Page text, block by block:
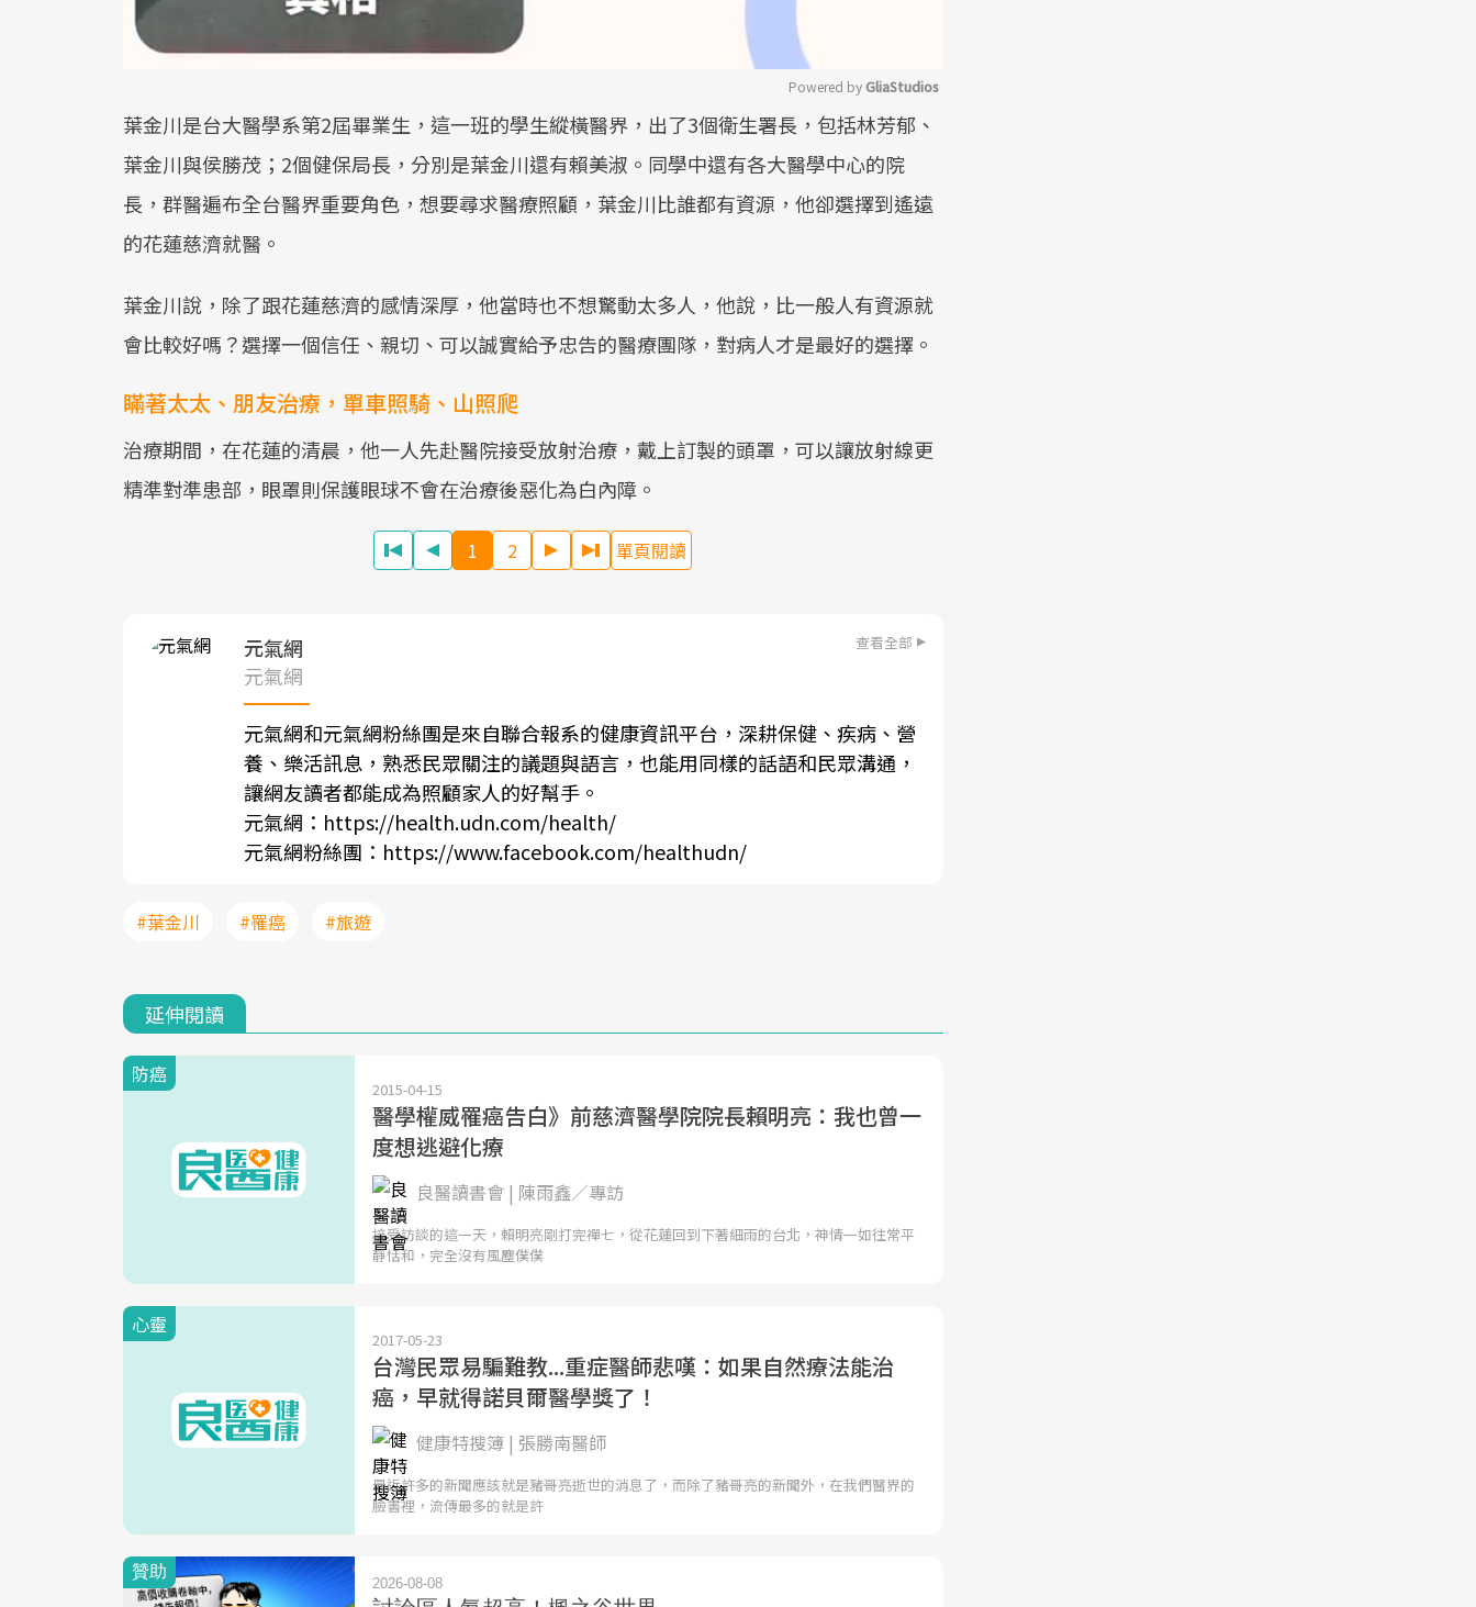
Mute
Powered by GliaStudios
葉金川是台大醫學系第2屆畢業生，這一班的學生縱橫醫界，出了3個衛生署長，包括林芳郁、
葉金川與侯勝茂；2個健保局長，分別是葉金川還有賴美淑。同學中還有各大醫學中心的院
長，群醫遍布全台醫界重要角色，想要尋求醫療照顧，葉金川比誰都有資源，他卻選擇到遙遠
的花蓮慈濟就醫。
葉金川說，除了跟花蓮慈濟的感情深厚，他當時也不想驚動太多人，他說，比一般人有資源就
會比較好嗎？選擇一個信任、親切、可以誠實給予忠告的醫療團隊，對病人才是最好的選擇。
瞞著太太、朋友治療，單車照騎、山照爬
治療期間，在花蓮的清晨，他一人先赴醫院接受放射治療，戴上訂製的頭罩，可以讓放射線更
精準對準患部，眼罩則保護眼球不會在治療後惡化為白內障。
1 2 單頁閱讀
元氣網 查看全部
元氣網
元氣網和元氣網粉絲團是來自聯合報系的健康資訊平台，深耕保健、疾病、營
養、樂活訊息，熟悉民眾關注的議題與語言，也能用同樣的話語和民眾溝通，
讓網友讀者都能成為照顧家人的好幫手。
元氣網： https://health.udn.com/health/
元氣網粉絲團： https://www.facebook.com/healthudn/
#葉金川 #罹癌 #旅遊
延伸閱讀
防癌
2015-04-15
醫學權威罹癌告白》前慈濟醫學院院長賴明亮：我也曾一
度想逃避化療
良醫讀書會 | 陳雨鑫／專訪
接受訪談的這一天，賴明亮剛打完禪七，從花蓮回到下著細雨的台北，神情一如往常平
靜恬和，完全沒有風塵僕僕
心靈
2017-05-23
台灣民眾易騙難教...重症醫師悲嘆：如果自然療法能治
癌，早就得諾貝爾醫學獎了！
健康特搜簿 | 張勝南醫師
最近許多的新聞應該就是豬哥亮逝世的消息了，而除了豬哥亮的新聞外，在我們醫界的
臉書裡，流傳最多的就是許